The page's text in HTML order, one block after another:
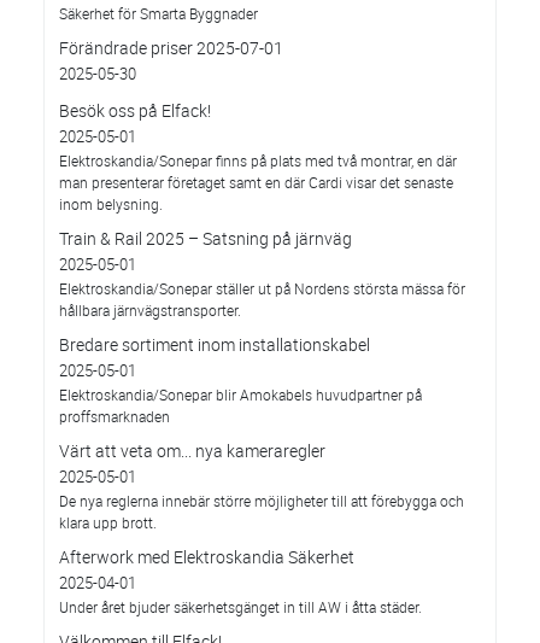
Säkerhet för Smarta Byggnader
Förändrade priser 2025-07-01
2025-05-30
Besök oss på Elfack!
2025-05-01
Elektroskandia/Sonepar finns på plats med två montrar, en där
man presenterar företaget samt en där Cardi visar det senaste
inom belysning.
Train & Rail 2025 – Satsning på järnväg
2025-05-01
Elektroskandia/Sonepar ställer ut på Nordens största mässa för
hållbara järnvägstransporter.
Bredare sortiment inom installationskabel
2025-05-01
Elektroskandia/Sonepar blir Amokabels huvudpartner på
proffsmarknaden
Värt att veta om... nya kameraregler
2025-05-01
De nya reglerna innebär större möjligheter till att förebygga och
klara upp brott.
Afterwork med Elektroskandia Säkerhet
2025-04-01
Under året bjuder säkerhetsgänget in till AW i åtta städer.